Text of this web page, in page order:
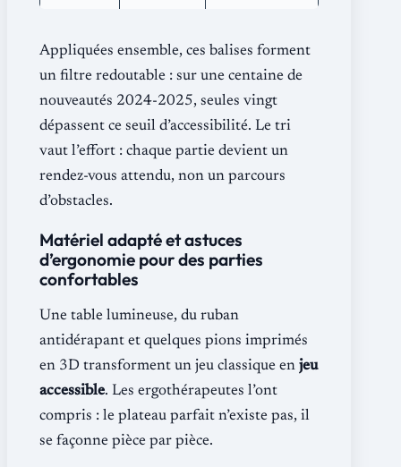
Appliquées ensemble, ces balises forment
un filtre redoutable : sur une centaine de
nouveautés 2024-2025, seules vingt
dépassent ce seuil d’accessibilité. Le tri
vaut l’effort : chaque partie devient un
rendez-vous attendu, non un parcours
d’obstacles.
Matériel adapté et astuces
d’ergonomie pour des parties
confortables
Une table lumineuse, du ruban
antidérapant et quelques pions imprimés
en 3D transforment un jeu classique en jeu
accessible. Les ergothérapeutes l’ont
compris : le plateau parfait n’existe pas, il
se façonne pièce par pièce.